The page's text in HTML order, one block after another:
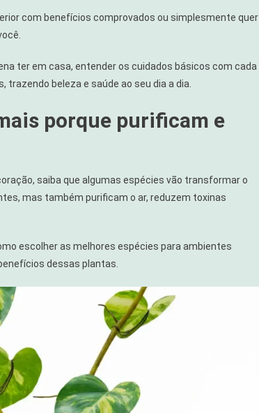
com benefícios comprovados ou simplesmente quer
ter em casa, entender os cuidados básicos com cada
beleza e saúde ao seu dia a dia.
porque purificam e
saiba que algumas espécies vão transformar o
mas também purificam o ar, reduzem toxinas
escolher as melhores espécies para ambientes
dessas plantas.